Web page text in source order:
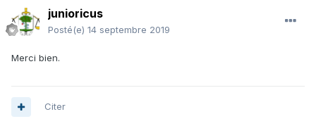
junioricus
Posté(e) 14 septembre 2019
Merci bien.
Citer